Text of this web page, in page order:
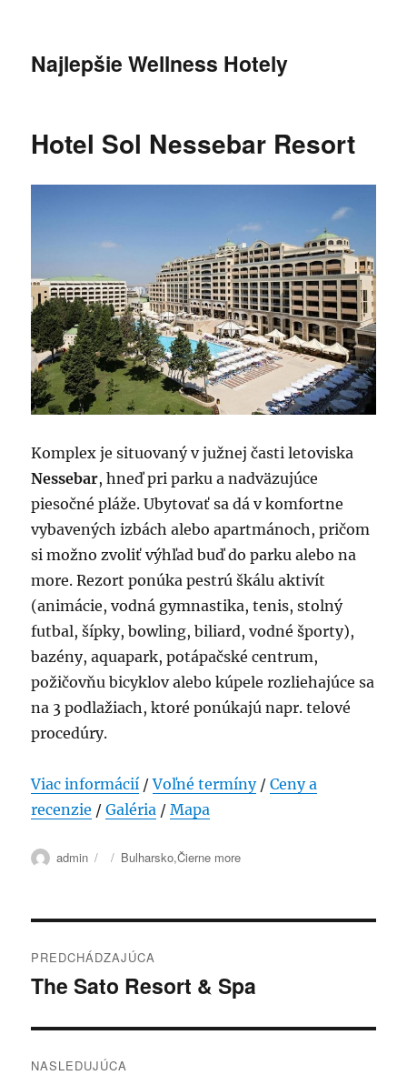
Najlepšie Wellness Hotely
Hotel Sol Nessebar Resort
Komplex je situovaný v južnej časti letoviska
Nessebar, hneď pri parku a nadväzujúce
piesočné pláže. Ubytovať sa dá v komfortne
vybavených izbách alebo apartmánoch, pričom
si možno zvoliť výhľad buď do parku alebo na
more. Rezort ponúka pestrú škálu aktivít
(animácie, vodná gymnastika, tenis, stolný
futbal, šípky, bowling, biliard, vodné športy),
bazény, aquapark, potápačské centrum,
požičovňu bicyklov alebo kúpele rozliehajúce sa
na 3 podlažiach, ktoré ponúkajú napr. telové
procedúry.
Viac informácií /Voľné termíny/Ceny a
recenzie /Galéria /Mapa
Autor
admin Publikované
Kategórie
Bulharsko,Čierne more
v
PREDCHÁDZAJÚCA
Predchádzajúci
The Sato Resort & Spa
NASLEDUJÚCA